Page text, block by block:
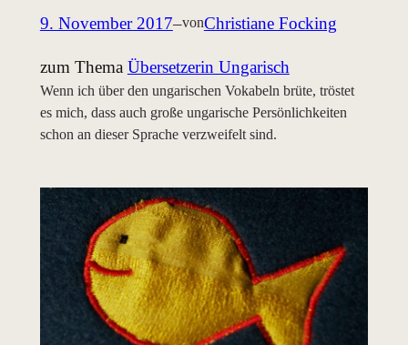
9. November 2017–vonChristiane Focking
zum Thema Übersetzerin Ungarisch
Wenn ich über den ungarischen Vokabeln brüte, tröstet
es mich, dass auch große ungarische Persönlichkeiten
schon an dieser Sprache verzweifelt sind.